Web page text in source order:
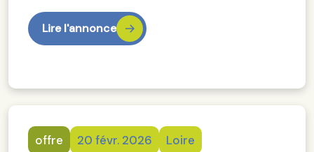
Lire l'annonce
offre 20 févr. 2026 Loire